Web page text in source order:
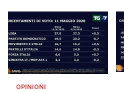
OPINIONI